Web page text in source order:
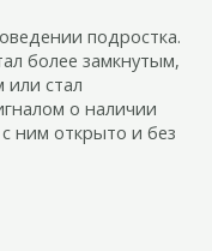
подростка.
более замкнутым,
стал
о наличии
ним открыто и без